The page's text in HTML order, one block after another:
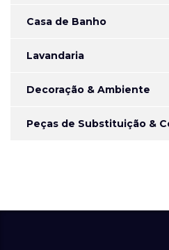
Casa de Banho
Lavandaria
Decoração & Ambiente
Peças de Substituição &